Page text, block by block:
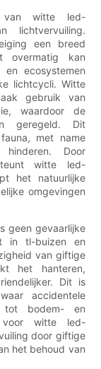
van witte led-
lichtvervuiling.
een breed
overmatig kan
ecosystemen
lichtcycli. Witte
gebruik van
waardoor de
geregeld. Dit
met name
Door
witte led-
het natuurlijke
omgevingen
geen gevaarlijke
in tl-buizen en
van giftige
het hanteren,
Dit is
accidentele
tot bodem- en
voor witte led-
door giftige
het behoud van